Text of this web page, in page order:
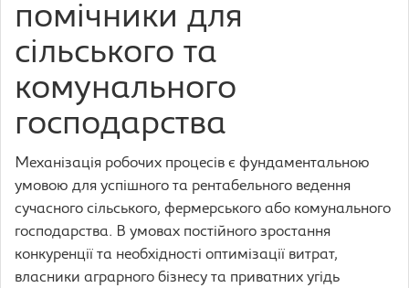
помічники для
сільського та
комунального
господарства
Механізація робочих процесів є фундаментальною
умовою для успішного та рентабельного ведення
сучасного сільського, фермерського або комунального
господарства. В умовах постійного зростання
конкуренції та необхідності оптимізації витрат,
власники аграрного бізнесу та приватних угідь